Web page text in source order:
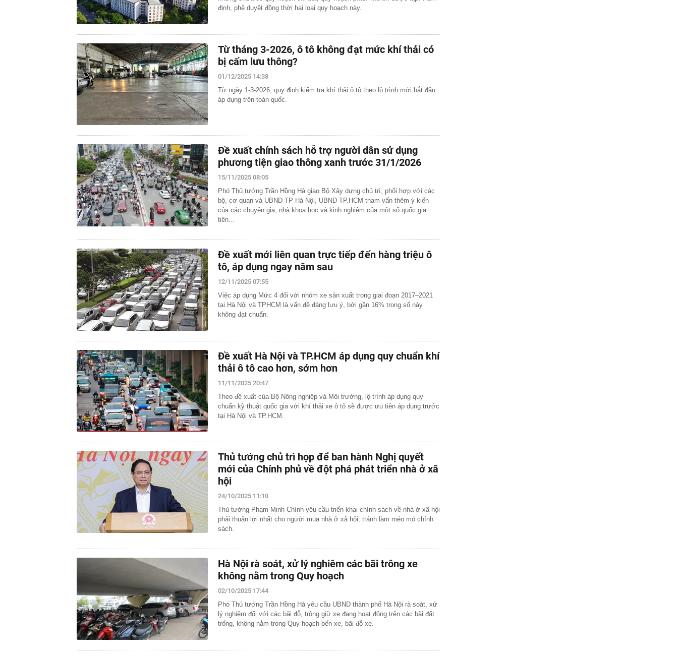
định, phê duyệt đồng thời hai loại quy hoạch này.
Từ tháng 3-2026, ô tô không đạt mức khí thải có
bị cấm lưu thông?
01/12/2025 14:38
Từ ngày 1-3-2026, quy định kiểm tra khí thải ô tô theo lộ trình mới bắt đầu
áp dụng trên toàn quốc.
Đề xuất chính sách hỗ trợ người dân sử dụng
phương tiện giao thông xanh trước 31/1/2026
15/11/2025 08:05
Phó Thủ tướng Trần Hồng Hà giao Bộ Xây dựng chủ trì, phối hợp với các
bộ, cơ quan và UBND TP Hà Nội, UBND TP.HCM tham vấn thêm ý kiến
của các chuyên gia, nhà khoa học và kinh nghiệm của một số quốc gia
tiên…
Đề xuất mới liên quan trực tiếp đến hàng triệu ô
tô, áp dụng ngay năm sau
12/11/2025 07:55
Việc áp dụng Mức 4 đối với nhóm xe sản xuất trong giai đoạn 2017–2021
tại Hà Nội và TPHCM là vấn đề đáng lưu ý, bởi gần 16% trong số này
không đạt chuẩn.
Đề xuất Hà Nội và TP.HCM áp dụng quy chuẩn khí
thải ô tô cao hơn, sớm hơn
11/11/2025 20:47
Theo đề xuất của Bộ Nông nghiệp và Môi trường, lộ trình áp dụng quy
chuẩn kỹ thuật quốc gia với khí thải xe ô tô sẽ được ưu tiên áp dụng trước
tại Hà Nội và TP.HCM.
Thủ tướng chủ trì họp để ban hành Nghị quyết
mới của Chính phủ về đột phá phát triển nhà ở xã
hội
24/10/2025 11:10
Thủ tướng Phạm Minh Chính yêu cầu triển khai chính sách về nhà ở xã hội
phải thuận lợi nhất cho người mua nhà ở xã hội, tránh làm méo mó chính
sách.
Hà Nội rà soát, xử lý nghiêm các bãi trông xe
không nằm trong Quy hoạch
02/10/2025 17:44
Phó Thủ tướng Trần Hồng Hà yêu cầu UBND thành phố Hà Nội rà soát, xử
lý nghiêm đối với các bãi đỗ, trông giữ xe đang hoạt động trên các bãi đất
trống, không nằm trong Quy hoạch bến xe, bãi đỗ xe.